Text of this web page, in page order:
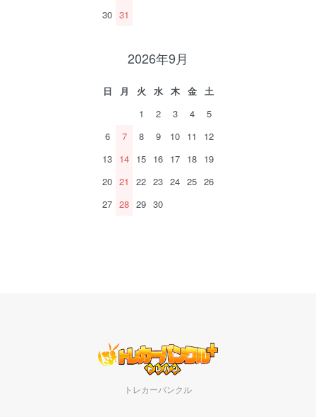
30 31
2026年9月
日 月 火 水 木 金
土
1
2 3 4
5
6
7 8 9 10 11
12
13 14 15 16 17 18 19
20 21 22 23 24 25 26
27 28 29 30
トレカーバンクル